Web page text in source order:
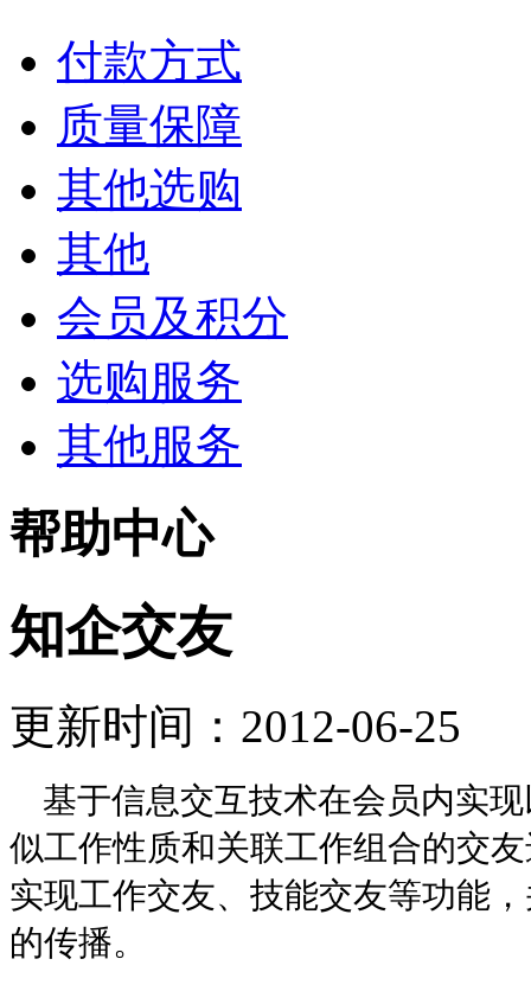
付款方式
质量保障
其他选购
其他
会员及积分
选购服务
其他服务
帮助中心
知企交友
更新时间：2012-06-25
基于信息交互技术在会员内实
似工作性质和关联工作组合的交
实现工作交友、技能交友等功能
的传播。